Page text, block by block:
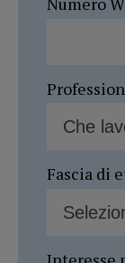
Fascia di